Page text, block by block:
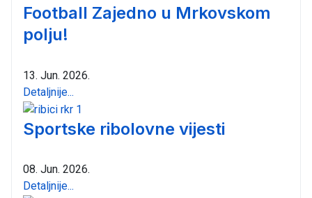
Football Zajedno u Mrkovskom
polju!
13. Jun. 2026.
Detaljnije...
Sportske ribolovne vijesti
08. Jun. 2026.
Detaljnije...